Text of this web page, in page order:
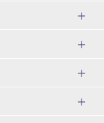
・スタジオ・ジャパ